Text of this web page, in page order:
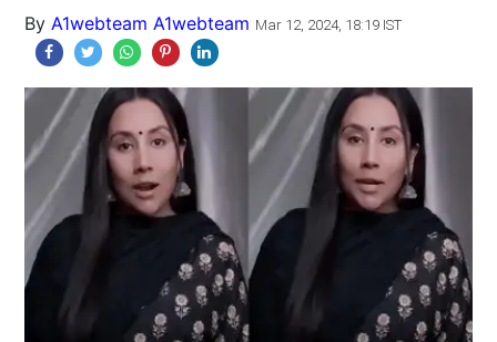
By A1webteam A1webteam Mar 12, 2024, 18:19 IST